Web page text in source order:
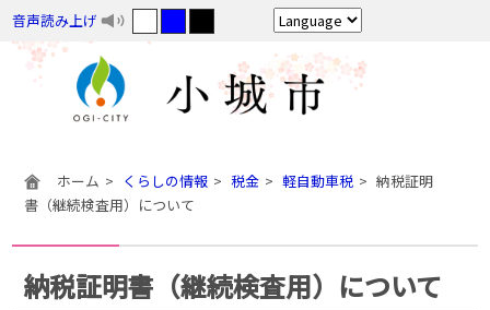
音声読み上げ
ホーム くらしの情報 税金 軽自動車税
納税証明
書（継続検査用）について
納税証明書（継続検査用）について